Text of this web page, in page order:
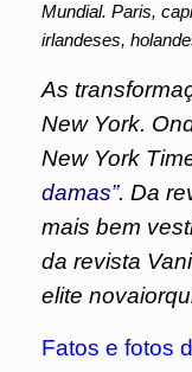
Mundial. Paris,
irlandeses,
As
New York.
New York
damas”. Da
mais bem
da revista
elite
Fatos e fotos